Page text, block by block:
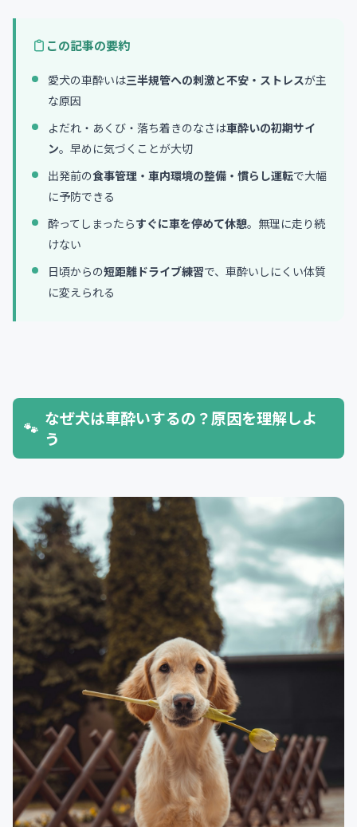
車内でできる酔い防止テクニック
酔ってしまった時の対処法
車酔いしにくくなるトレーニング方法
まとめ
よくある質問
この記事の要約
愛犬の車酔いは三半規管への刺激と不安・ストレスが主
な原因
よだれ・あくび・落ち着きのなさは車酔いの初期サイ
ン。早めに気づくことが大切
出発前の食事管理・車内環境の整備・慣らし運転で大幅
に予防できる
酔ってしまったらすぐに車を停めて休憩。無理に走り続
けない
日頃からの短距離ドライブ練習で、車酔いしにくい体質
に変えられる
なぜ犬は車酔いするの？原因を理解しよ
う